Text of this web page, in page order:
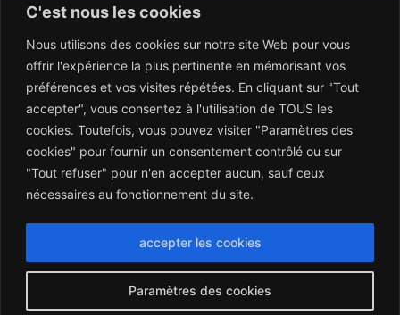
C'est nous les cookies
Nous utilisons des cookies sur notre site Web pour vous
offrir l'expérience la plus pertinente en mémorisant vos
préférences et vos visites répétées. En cliquant sur "Tout
accepter", vous consentez à l'utilisation de TOUS les
cookies. Toutefois, vous pouvez visiter "Paramètres des
cookies" pour fournir un consentement contrôlé ou sur
"Tout refuser" pour n'en accepter aucun, sauf ceux
nécessaires au fonctionnement du site.
Paramètres des cookies
accepter les cookies
Co-funded by the European Commission
The ENRWA and the Notaries of Europe works together for the
benefit of the European citizens
Montserrat_bold
ABCDEFGHIJKLMNOPQRSTUVWXYZ
abcdefghijklmnopqrstuvwxyz
1234567890.,;:?!“’()/éèàüô*<>+=